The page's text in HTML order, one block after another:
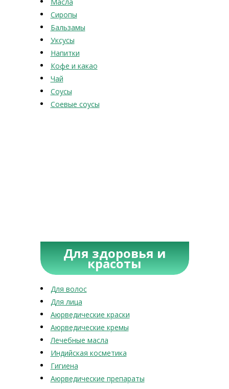
Масла
Сиропы
Бальзамы
Уксусы
Напитки
Кофе и какао
Чай
Соусы
Соевые соусы
Для здоровья и
красоты
Для волос
Для лица
Аюрведические краски
Аюрведические кремы
Лечебные масла
Индийская косметика
Гигиена
Аюрведические препараты